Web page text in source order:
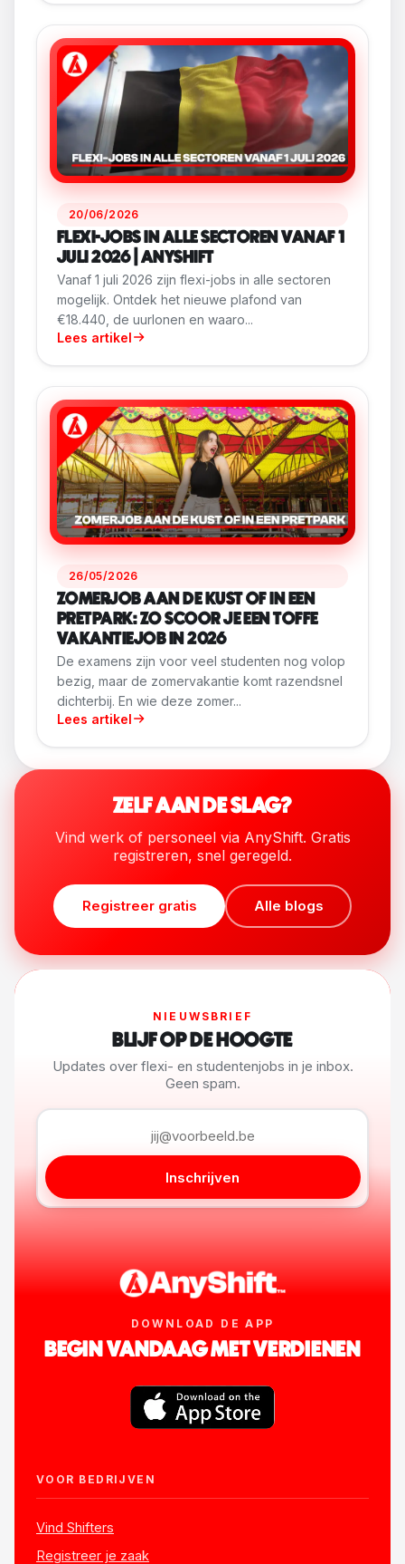
20/06/2026
FLEXI-JOBS IN ALLE SECTOREN VANAF 1
JULI 2026 | ANYSHIFT
Vanaf 1 juli 2026 zijn flexi-jobs in alle sectoren
mogelijk. Ontdek het nieuwe plafond van
€18.440, de uurlonen en waaro...
Lees artikel
26/05/2026
ZOMERJOB AAN DE KUST OF IN EEN
PRETPARK: ZO SCOOR JE EEN TOFFE
VAKANTIEJOB IN 2026
De examens zijn voor veel studenten nog volop
bezig, maar de zomervakantie komt razendsnel
dichterbij. En wie deze zomer...
Lees artikel
ZELF AAN DE SLAG?
Vind werk of personeel via AnyShift. Gratis
registreren, snel geregeld.
Registreer gratis Alle blogs
NIEUWSBRIEF
BLIJF OP DE HOOGTE
Updates over flexi- en studentenjobs in je inbox.
Geen spam.
Inschrijven
DOWNLOAD DE APP
BEGIN VANDAAG MET VERDIENEN
VOOR BEDRIJVEN
Vind Shifters
Registreer je zaak